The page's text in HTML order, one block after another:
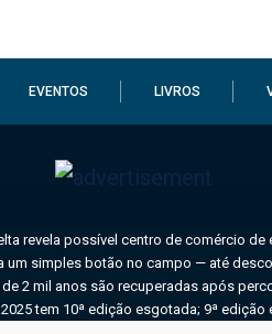
EVENTOS LIVROS
revela possível centro de comércio de
um simples botão no campo — até
2 mil anos são recuperadas após
tem 10ª edição esgotada; 9ª